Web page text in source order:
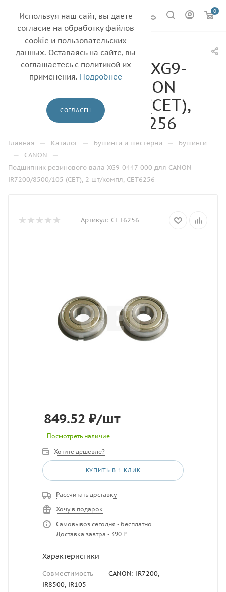
0
Подшипник
резинового вала XG9-
0447-000 для CANON
iR7200/8500/105 (CET),
2 шт/компл, CET6256
Главная — Каталог — Бушинги и шестерни — Бушинги
— CANON —
Подшипник резинового вала XG9-0447-000 для CANON
iR7200/8500/105 (CET), 2 шт/компл, CET6256
Артикул: CET6256
849.52 ₽/шт
Посмотреть наличие
Хотите дешевле?
КУПИТЬ В 1 КЛИК
Рассчитать доставку
Хочу в подарок
Самовывоз сегодня - бесплатно
Доставка завтра - 390 ₽
Характеристики
Совместимость —
CANON: iR7200,
iR8500, iR105
Используя наш сайт, вы даете
согласие на обработку файлов
cookie и пользовательских
данных. Оставаясь на сайте, вы
соглашаетесь с политикой их
применения. Подробнее
СОГЛАСЕН